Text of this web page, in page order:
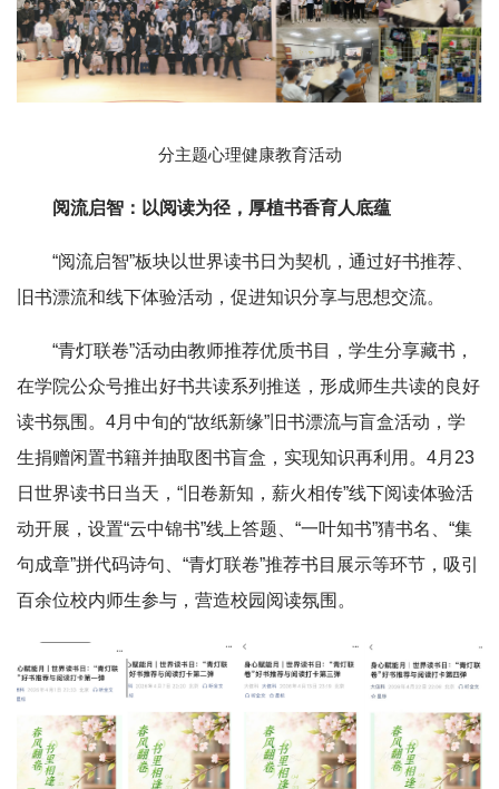
分主题心理健康教育活动
阅流启智：以阅读为径，厚植书香育人底蕴
“阅流启智”板块以世界读书日为契机，通过好书推荐、
旧书漂流和线下体验活动，促进知识分享与思想交流。
“青灯联卷”活动由教师推荐优质书目，学生分享藏书，
在学院公众号推出好书共读系列推送，形成师生共读的良好
读书氛围。4月中旬的“故纸新缘”旧书漂流与盲盒活动，学
生捐赠闲置书籍并抽取图书盲盒，实现知识再利用。4月23
日世界读书日当天，“旧卷新知，薪火相传”线下阅读体验活
动开展，设置“云中锦书”线上答题、“一叶知书”猜书名、“集
句成章”拼代码诗句、“青灯联卷”推荐书目展示等环节，吸引
百余位校内师生参与，营造校园阅读氛围。